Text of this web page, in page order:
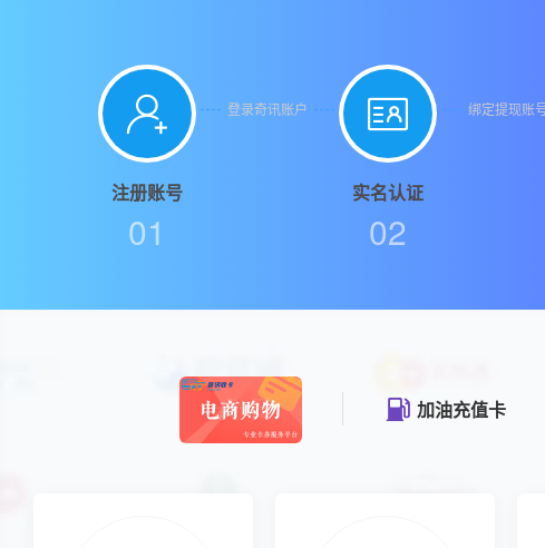

注册账号
01
登录奇讯账户 
实名认证
02
绑定提现账
购物礼品卡 加油充值卡